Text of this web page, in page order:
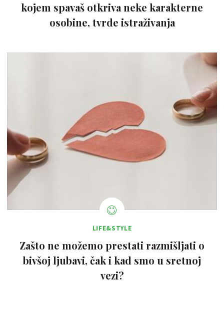
kojem spavaš otkriva neke karakterne
osobine, tvrde istraživanja
LIFE&STYLE
Zašto ne možemo prestati razmišljati o
bivšoj ljubavi, čak i kad smo u sretnoj
vezi?